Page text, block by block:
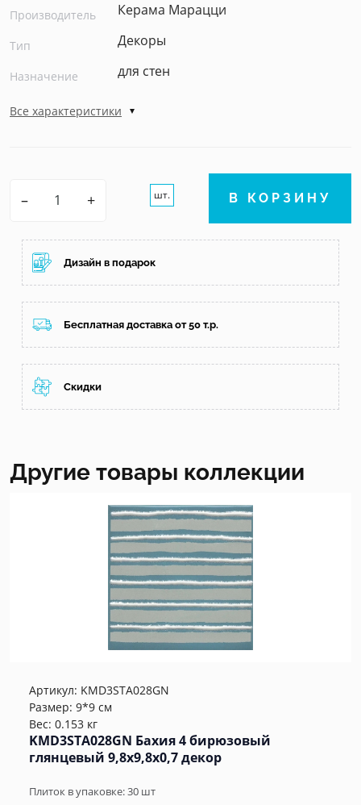
Производитель Керама Марацци
Тип Декоры
Назначение для стен
Все характеристики
– + шт. В КОРЗИНУ
Дизайн в подарок
Бесплатная доставка от 50 т.р.
Скидки
Другие товары коллекции
Артикул: KMD3STA028GN
Размер: 9*9 см
Вес: 0.153 кг
KMD3STA028GN Бахия 4 бирюзовый
глянцевый 9,8x9,8x0,7 декор
Плиток в упаковке:30 шт